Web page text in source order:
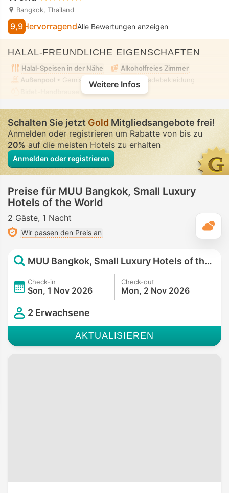
Bangkok, Thailand
9,9 HervorragendAlle Bewertungen anzeigen
HALAL-FREUNDLICHE EIGENSCHAFTEN
Halal-Speisen in der Nähe
Alkoholfreies Zimmer
Außenpool • Gemischt • Bescheidene Badebekleidung
• In allen Zimmern
Weitere Infos
Schalten Sie jetztGold Mitgliedsangebote frei!
Anmelden oder registrieren um Rabatte von bis zu
20%auf die meisten Hotels zu erhalten
Anmelden oder registrieren
Preise für MUU Bangkok, Small Luxury
Hotels of the World
2 Gäste 1 Nacht
Wir passen den Preis an
MUU Bangkok, Small Luxury Hotels of the World
Check-in
Son, 1 Nov 2026
Check-out
Mon, 2 Nov 2026
2 Erwachsene
AKTUALISIEREN